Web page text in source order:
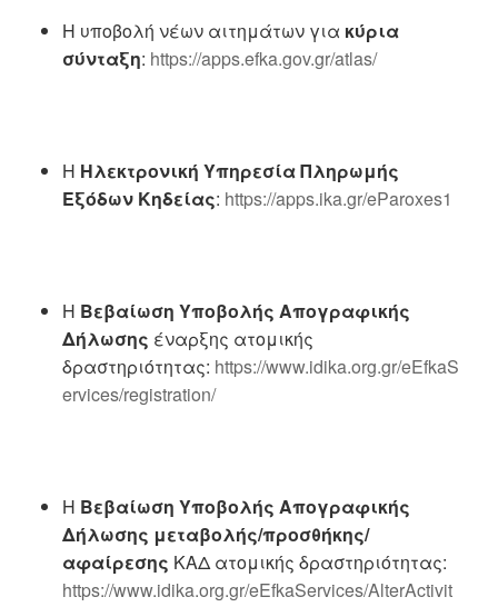
Η υποβολή νέων αιτημάτων για κύρια
σύνταξη: https://apps.efka.gov.gr/atlas/
Η Ηλεκτρονική Υπηρεσία Πληρωμής
Εξόδων Κηδείας: https://apps.ika.gr/eParoxes1
Η Βεβαίωση Υποβολής Απογραφικής
Δήλωσης έναρξης ατομικής
δραστηριότητας: https://www.idika.org.gr/eEfkaS
ervices/registration/
Η Βεβαίωση Υποβολής Απογραφικής
Δήλωσης μεταβολής/προσθήκης/
αφαίρεσης ΚΑΔ ατομικής δραστηριότητας:
https://www.idika.org.gr/eEfkaServices/AlterActivit